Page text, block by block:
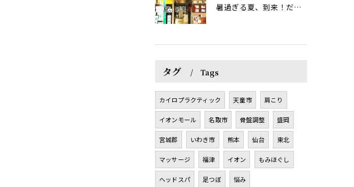
暑過ぎる夏、到来！だるさを感じる方は、結構不足！？
タグ Tags
カイロプラクティック 天童市 肩こり
イオンモール 名取市 骨盤調整 盛岡
宮城郡 いわき市 熊本 仙台 東北
マッサージ 福津 イオン もみほぐし
ヘッドスパ 足つぼ 悩み